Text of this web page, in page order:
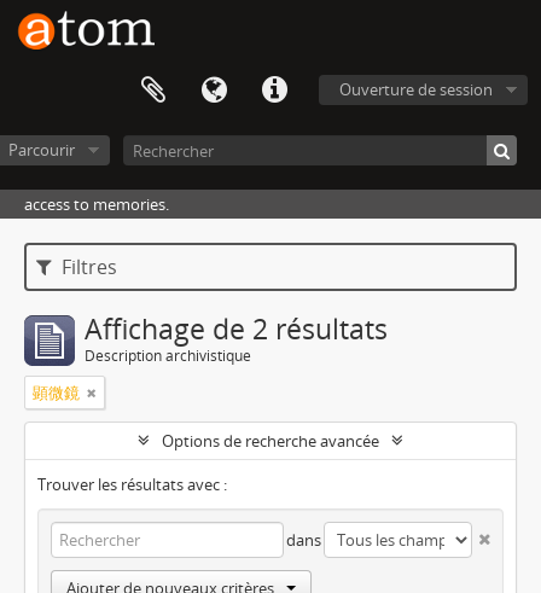
Ouverture de session
Parcourir
access to memories.
Filtres
Affichage de 2 résultats
Description archivistique
顕微鏡
Options de recherche avancée
Trouver les résultats avec :
dans
Ajouter de nouveaux critères